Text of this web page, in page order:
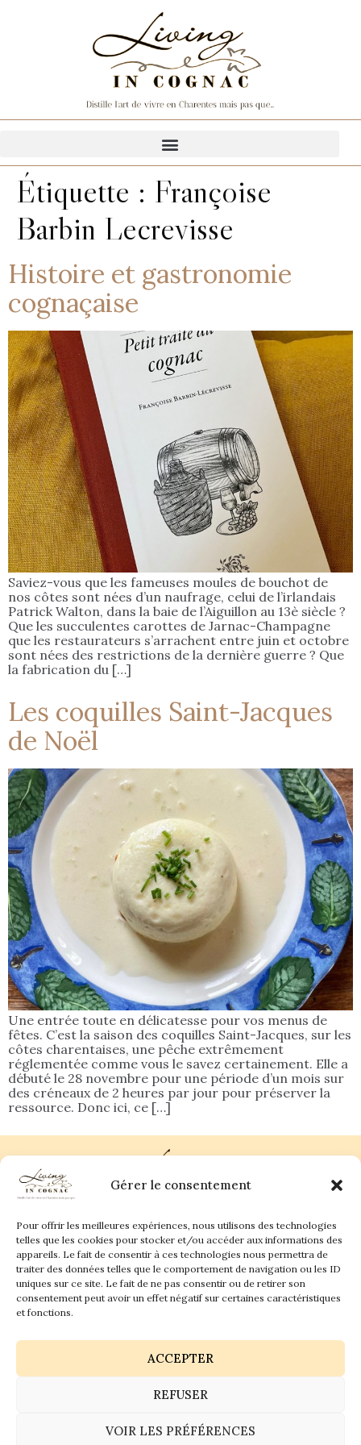
Gérer le consentement
Pour offrir les meilleures expériences, nous utilisons des technologies
telles que les cookies pour stocker et/ou accéder aux informations des
appareils. Le fait de consentir à ces technologies nous permettra de
traiter des données telles que le comportement de navigation ou les ID
uniques sur ce site. Le fait de ne pas consentir ou de retirer son
consentement peut avoir un effet négatif sur certaines caractéristiques
et fonctions.
ACCEPTER
REFUSER
VOIR LES PRÉFÉRENCES
Étiquette : Françoise
Barbin Lecrevisse
Histoire et gastronomie
cognaçaise
Saviez-vous que les fameuses moules de bouchot de
nos côtes sont nées d’un naufrage, celui de l’irlandais
Patrick Walton, dans la baie de l’Aiguillon au 13è siècle ?
Que les succulentes carottes de Jarnac-Champagne
que les restaurateurs s’arrachent entre juin et octobre
sont nées des restrictions de la dernière guerre ? Que
la fabrication du […]
Les coquilles Saint-Jacques
de Noël
Une entrée toute en délicatesse pour vos menus de
fêtes. C’est la saison des coquilles Saint-Jacques, sur les
côtes charentaises, une pêche extrêmement
réglementée comme vous le savez certainement. Elle a
débuté le 28 novembre pour une période d’un mois sur
des créneaux de 2 heures par jour pour préserver la
ressource. Donc ici, ce […]
Plan du site
Living in Cognac Land
La vigne & Le verre
Newsletter
Dégustation sensorielle & Écriture
Contact
anne@livingincognac.com